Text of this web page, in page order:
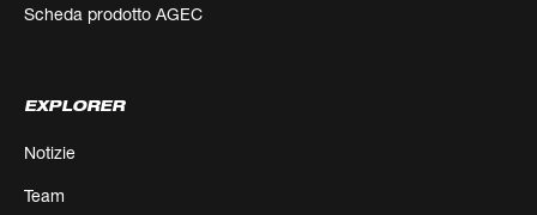
Scheda prodotto AGEC
EXPLORER
Notizie
Team